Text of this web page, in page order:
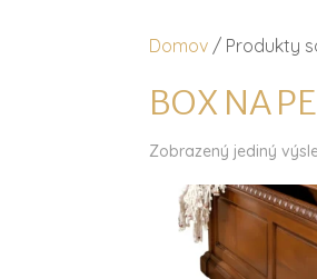
Domov / Produkty
BOX NA
Zobrazený jediný